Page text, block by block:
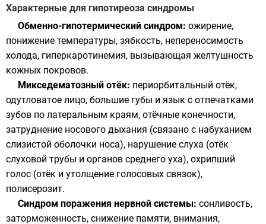
Характерные для гипотиреоза синдромы
Обменно-гипотермический синдром: ожирение,
понижение температуры, зябкость, непереносимость
холода, гиперкаротинемия, вызывающая желтушность
кожных покровов.
Микседематозный отёк: периорбитальный отёк,
одутловатое лицо, большие губы и язык с отпечатками
зубов по латеральным краям, отёчные конечности,
затруднение носового дыхания (связано с набуханием
слизистой оболочки носа), нарушение слуха (отёк
слуховой трубы и органов среднего уха), охрипший
голос (отёк и утолщение голосовых связок),
полисерозит.
Синдром поражения нервной системы: сонливость,
заторможенность, снижение памяти, внимания,